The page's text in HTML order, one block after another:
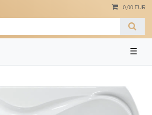
0,00 EUR
☰